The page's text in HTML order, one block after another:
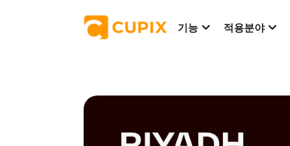
기능 적용분야